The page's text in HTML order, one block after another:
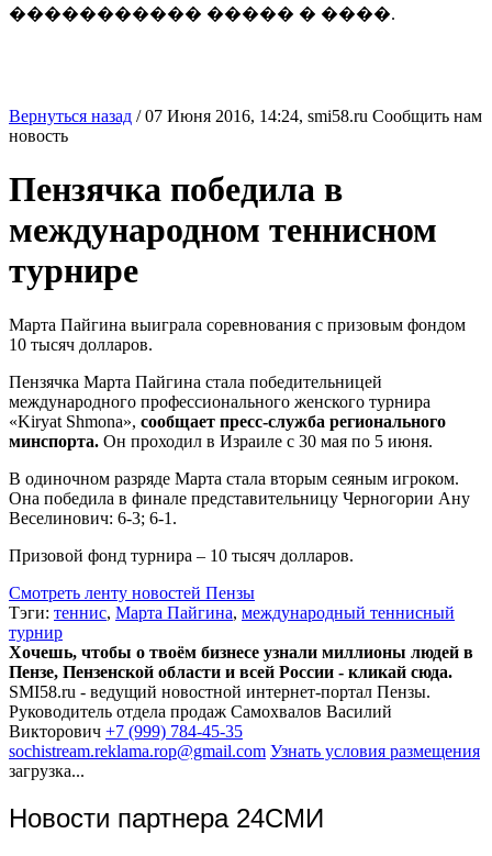
����������� ����� � ����.
Вернуться назад /07 Июня 2016, 14:24, smi58.ru Сообщить нам
новость
Пензячка победила в
международном теннисном
турнире
Марта Пайгина выиграла соревнования с призовым фондом
10 тысяч долларов.
Пензячка Марта Пайгина стала победительницей
международного профессионального женского турнира
«Kiryat Shmona», сообщает пресс-служба регионального
минспорта. Он проходил в Израиле с 30 мая по 5 июня.
В одиночном разряде Марта стала вторым сеяным игроком.
Она победила в финале представительницу Черногории Ану
Веселинович: 6-3; 6-1.
Призовой фонд турнира – 10 тысяч долларов.
Смотреть ленту новостей Пензы
Тэги: теннис, Марта Пайгина, международный теннисный
турнир
Хочешь, чтобы о твоём бизнесе узнали миллионы людей в
Пензе, Пензенской области и всей России - кликай сюда.
SMI58.ru - ведущий новостной интернет-портал Пензы.
Руководитель отдела продаж Самохвалов Василий
Викторович +7 (999) 784-45-35
sochistream.reklama.rop@gmail.com Узнать условия размещения
загрузка...
Новости партнера 24СМИ